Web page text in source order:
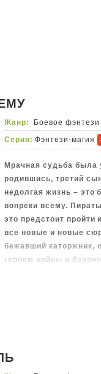
Жанр:
Боевое фэнтези
Серия: Фэнтези-магия
Мрачная судьба была
родившись, третий
недолгая жизнь – это
вопреки всему.
это предстоит
все новые и новые
бежавший каторжник,
героем войны и